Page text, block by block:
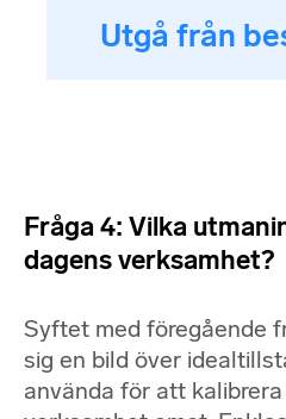
Utgå från
Fråga 4: Vilka
dagens verksamhet?
Syftet med föregående
sig en bild över
använda för att